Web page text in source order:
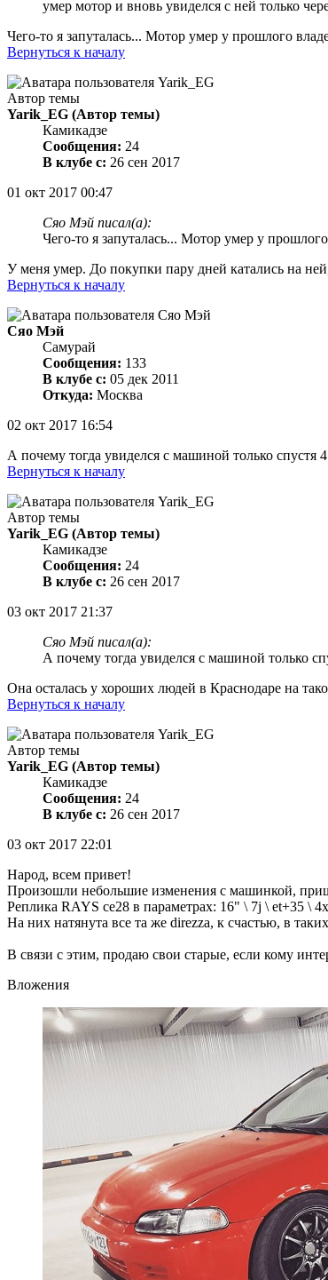
умер мотор и вновь увиделся с ней только
Чего-то я запуталась... Мотор умер у прошлого
Вернуться к началу
Автор темы
Yarik_EG (Автор темы)
Камикадзе
Сообщения: 24
В клубе с: 26 сен 2017
01 окт 2017 00:47
Сяо Мэй писал(а):
Чего-то я запуталась... Мотор умер у
У меня умер. До покупки пару дней катались на
Вернуться к началу
Сяо Мэй
Самурай
Сообщения: 133
В клубе с: 05 дек 2011
Откуда: Москва
02 окт 2017 16:54
А почему тогда увиделся с машиной только спустя
Вернуться к началу
Автор темы
Yarik_EG (Автор темы)
Камикадзе
Сообщения: 24
В клубе с: 26 сен 2017
03 окт 2017 21:37
Сяо Мэй писал(а):
А почему тогда увиделся с машиной только
Она осталась у хороших людей в Краснодаре на
Вернуться к началу
Автор темы
Yarik_EG (Автор темы)
Камикадзе
Сообщения: 24
В клубе с: 26 сен 2017
03 окт 2017 22:01
Народ, всем привет!
Произошли небольшие изменения с машинкой,
Реплика RAYS ce28 в параметрах: 16" \ 7j \ et+35 \
На них натянута все та же direzza, к счастью, в
В связи с этим, продаю свои старые, если кому
Вложения